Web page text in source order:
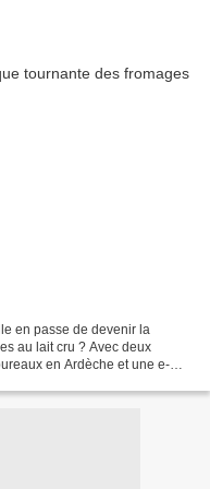
en passe de devenir la
au lait cru ? Avec deux
en Ardèche et une e-